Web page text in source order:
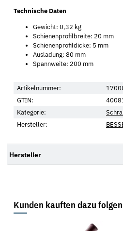
Technische Daten
Gewicht: 0,32 kg
Schienenprofilbreite: 20 mm
Schienenprofildicke: 5 mm
Ausladung: 80 mm
Spannweite: 200 mm
Artikelnummer:
GTIN:
Kategorie:
Hersteller:
Hersteller
Kunden kauften dazu